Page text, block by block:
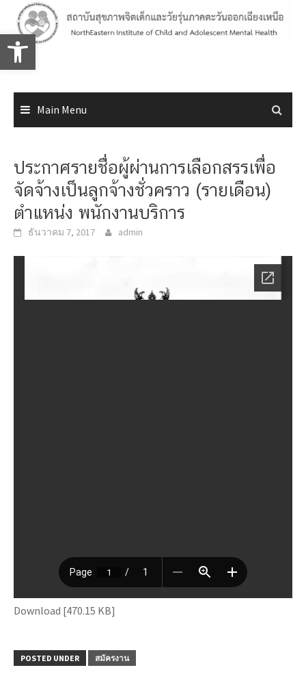
Open toolbar
content
Main Menu
ประกาศรายชื่อผู้ผ่านการเลือกสรรเพื่อ
จัดจ้างเป็นลูกจ้างชั่วคราว (รายเดือน)
ตำแหน่ง พนักงานบริการ
ธันวาคม 7, 2017 admin
Download [470.15 KB]
POSTED UNDER สมัครงาน